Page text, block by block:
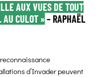
AUX VUES DE TOUT
AU CULOT »– RAPHAËL
d’Invader peuvent